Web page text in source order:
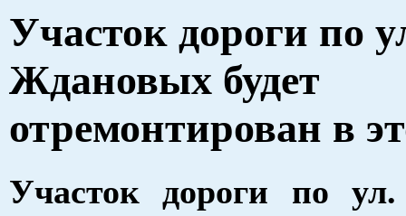
Участок дороги по
Ждановых будет
отремонтирован в
Участок дороги по